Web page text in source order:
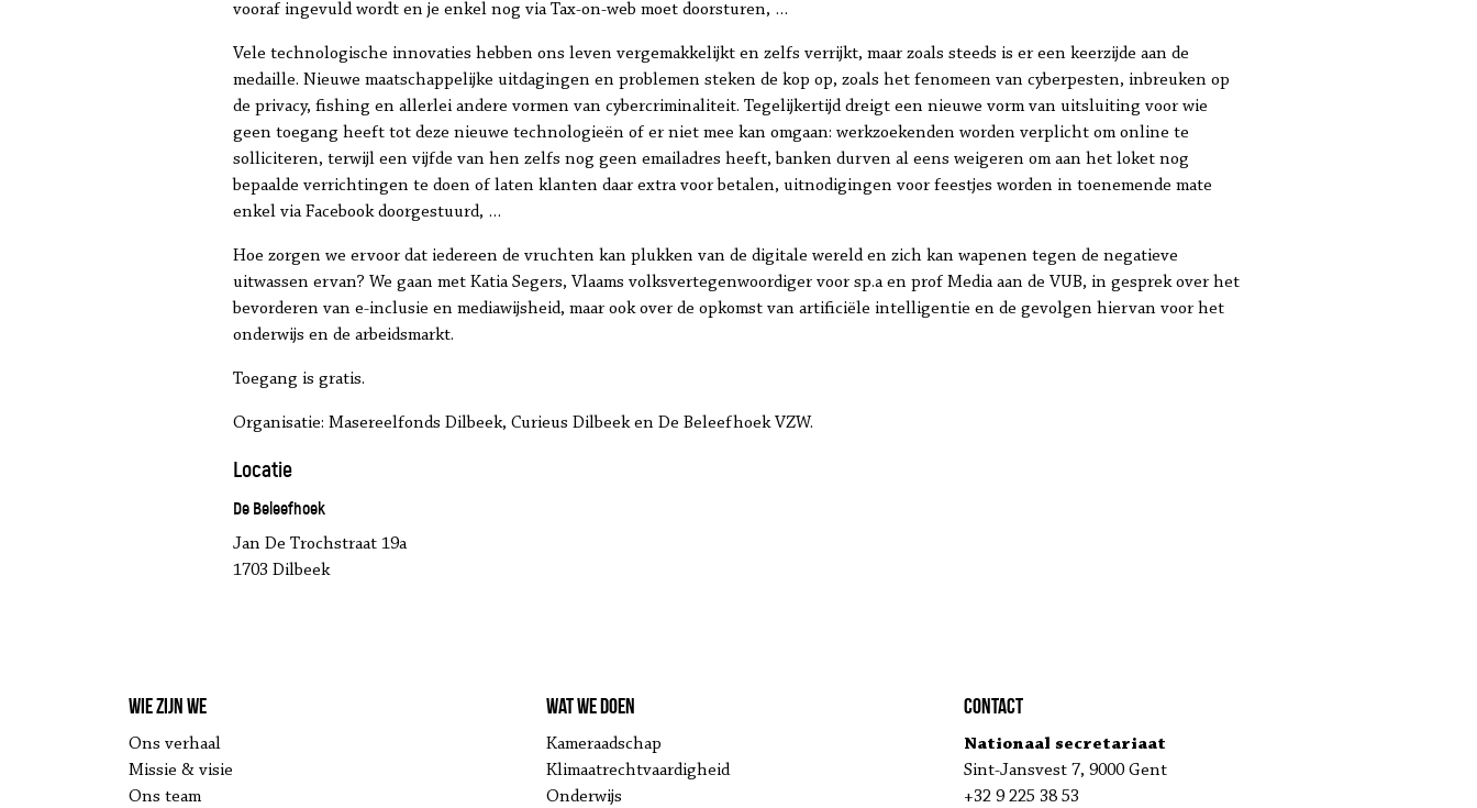
vooraf ingevuld wordt en je enkel nog via Tax-on-web moet doorsturen, …
Vele technologische innovaties hebben ons leven vergemakkelijkt en zelfs verrijkt, maar zoals steeds is er een keerzijde aan de
medaille. Nieuwe maatschappelijke uitdagingen en problemen steken de kop op, zoals het fenomeen van cyberpesten, inbreuken op
de privacy, fishing en allerlei andere vormen van cybercriminaliteit. Tegelijkertijd dreigt een nieuwe vorm van uitsluiting voor wie
geen toegang heeft tot deze nieuwe technologieën of er niet mee kan omgaan: werkzoekenden worden verplicht om online te
solliciteren, terwijl een vijfde van hen zelfs nog geen emailadres heeft, banken durven al eens weigeren om aan het loket nog
bepaalde verrichtingen te doen of laten klanten daar extra voor betalen, uitnodigingen voor feestjes worden in toenemende mate
enkel via Facebook doorgestuurd, …
Hoe zorgen we ervoor dat iedereen de vruchten kan plukken van de digitale wereld en zich kan wapenen tegen de negatieve
uitwassen ervan? We gaan met Katia Segers, Vlaams volksvertegenwoordiger voor sp.a en prof Media aan de VUB, in gesprek over het
bevorderen van e-inclusie en mediawijsheid, maar ook over de opkomst van artificiële intelligentie en de gevolgen hiervan voor het
onderwijs en de arbeidsmarkt.
Toegang is gratis.
Organisatie: Masereelfonds Dilbeek, Curieus Dilbeek en De Beleefhoek VZW.
Locatie
De Beleefhoek
Jan De Trochstraat 19a
1703 Dilbeek
Wie zijn we
Ons verhaal
Missie & visie
Ons team
Wat we doen
Kameraadschap
Klimaatrechtvaardigheid
Onderwijs
Contact
Nationaal secretariaat
Sint-Jansvest 7, 9000 Gent
+32 9 225 38 53